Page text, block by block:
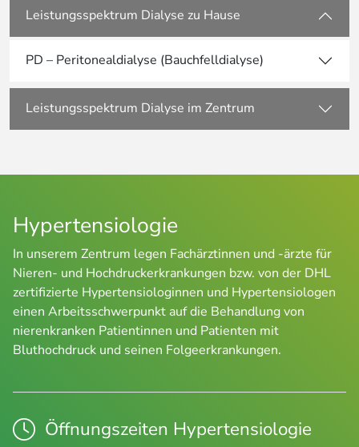
Leistungsspektrum Dialyse zu Hause
PD – Peritonealdialyse (Bauchfelldialyse)
Leistungsspektrum Dialyse im Zentrum
Hypertensiologie
In unserem Zentrum legen Fachärztinnen und -ärzte für
Nieren- und Hochdruckerkrankungen bzw. von der DHL
zertifizierte Hypertensiologinnen und Hypertensiologen
einen Arbeitsschwerpunkt auf die Behandlung von
nierenkranken Patientinnen und Patienten mit
Bluthochdruck und seinen Folgeerkrankungen.
Öffnungszeiten Hypertensiologie